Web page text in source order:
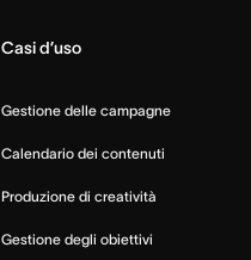
Casi d’uso
Gestione delle campagne
Calendario dei contenuti
Produzione di creatività
Gestione degli obiettivi